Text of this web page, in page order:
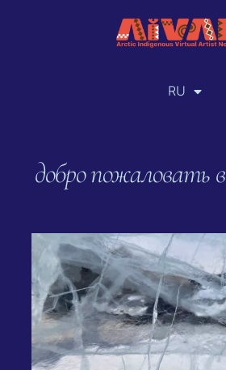
RU
EN
добро пожаловать в